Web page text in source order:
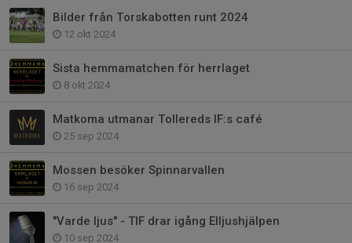
Bilder från Torskabotten runt 2024
12 okt 2024
Sista hemmamatchen för herrlaget
8 okt 2024
Matkoma utmanar Tollereds IF:s café
25 sep 2024
Mossen besöker Spinnarvallen
16 sep 2024
"Varde ljus" - TIF drar igång Elljushjälpen
10 sep 2024